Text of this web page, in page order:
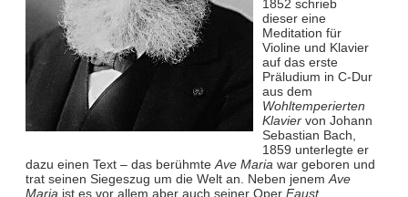
1852 schrieb
dieser eine
Meditation für
Violine und Klavier
auf das erste
Präludium in C-Dur
aus dem
Wohltemperierten
Klaviervon Johann
Sebastian Bach,
1859 unterlegte er
dazu einen Text – das berühmteAve Mariawar geboren und
trat seinen Siegeszug um die Welt an. Neben jenemAve
Mariaist es vor allem aber auch seiner Oper Faust